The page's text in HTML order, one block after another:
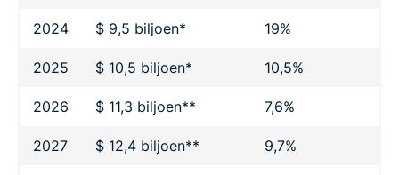
2024 $ 9,5 biljoen* 19%
2025 $ 10,5 biljoen* 10,5%
2026 $ 11,3 biljoen** 7,6%
2027 $ 12,4 biljoen** 9,7%